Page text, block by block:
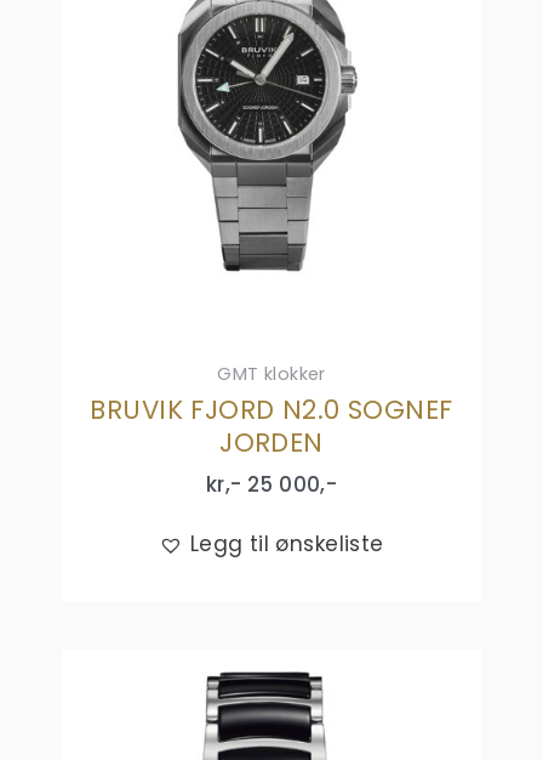
GMT klokker
BRUVIK FJORD N2.0 SOGNEF
JORDEN
kr,- 25 000,-
Legg til ønskeliste